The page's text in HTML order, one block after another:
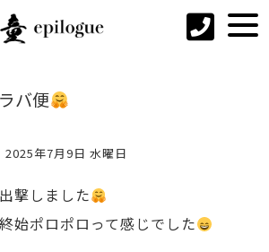
バ便
2025年7月9日 水曜日
撃しました
始ポロポロって感じでした